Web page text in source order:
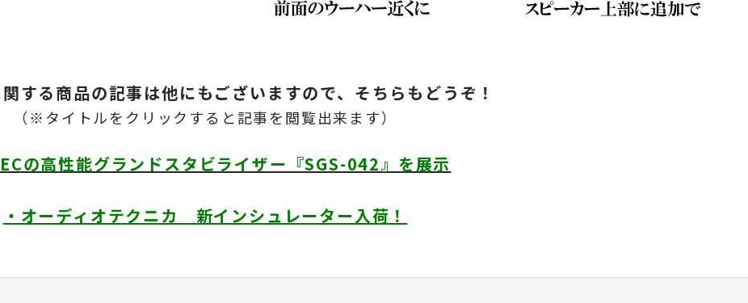
する商品の記事は他にもございますので、そちらもどうぞ！
（※タイトルをクリックすると記事を閲覧出来ます）
の高性能グランドスタビライザー『SGS-042』を展示
・オーディオテクニカ 新インシュレーター入荷！